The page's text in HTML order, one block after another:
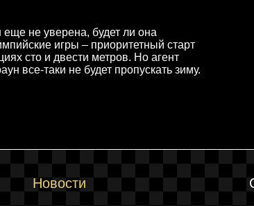
не уверена, будет ли она
игры – приоритетный старт
сто и двести метров. Но агент
все-таки не будет пропускать зиму.
Новости